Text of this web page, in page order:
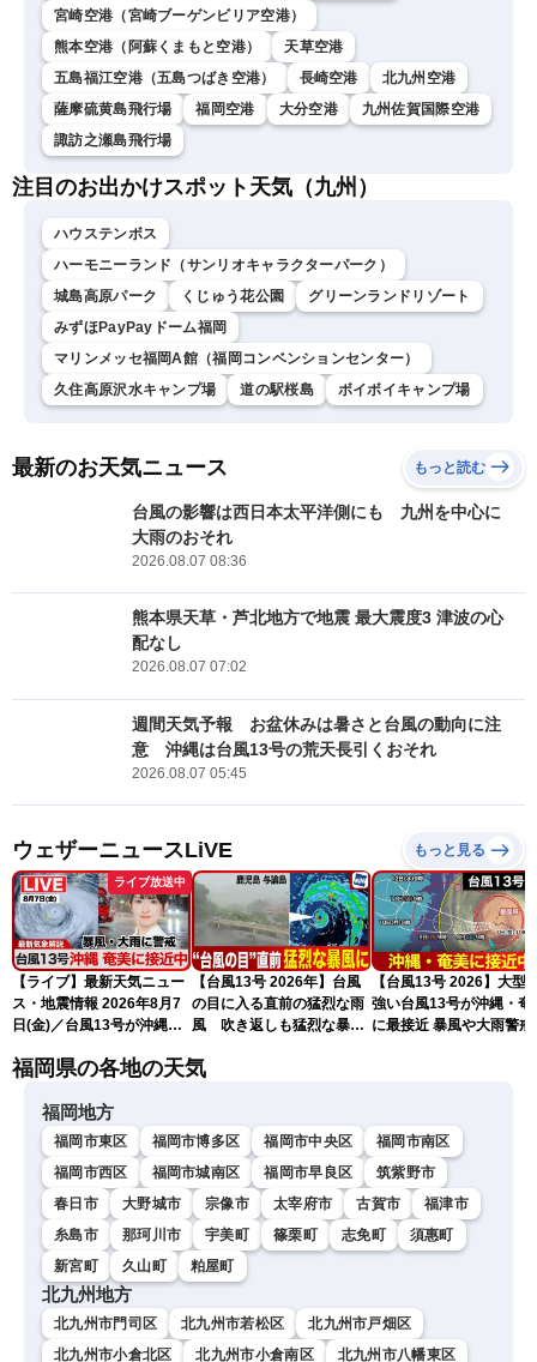
宮崎空港（宮崎ブーゲンビリア空港）
熊本空港（阿蘇くまもと空港）
天草空港
五島福江空港（五島つばき空港）
長崎空港
北九州空港
薩摩硫黄島飛行場
福岡空港 大分空港
九州佐賀国際空港
諏訪之瀬島飛行場
注目のお出かけスポット天気（九州）
ハウステンボス
ハーモニーランド（サンリオキャラクターパーク）
城島高原パーク
くじゅう花公園
グリーンランドリゾート
みずほPayPayドーム福岡
マリンメッセ福岡A館（福岡コンベンションセンター）
久住高原沢水キャンプ場
道の駅桜島 ボイボイキャンプ場
最新のお天気ニュース もっと読む
台風の影響は西日本太平洋側にも 九州を中心に
大雨のおそれ
2026.08.07 08:36
熊本県天草・芦北地方で地震 最大震度3 津波の心
配なし
2026.08.07 07:02
週間天気予報 お盆休みは暑さと台風の動向に注
意 沖縄は台風13号の荒天長引くおそれ
2026.08.07 05:45
ウェザーニュースLiVE もっと見る
ライブ放送中
【ライブ】最新天気ニュー
ス・地震情報 2026年8月7
日(金)／台風13号が沖縄・
熊本地震情報〈ウェザーニ
ム・江川清音／有賀哲夫〉
【台風13号 2026年】台風
の目に入る直前の猛烈な雨
風 吹き返しも猛烈な暴風
【台風13号 2026】大型
強い台風13号が沖縄・奄
に最接近 暴風や大雨警戒
福岡県の各地の天気
福岡地方
福岡市東区 福岡市博多区 福岡市中央区
福岡市南区
福岡市西区
福岡市城南区 福岡市早良区
筑紫野市
春日市
大野城市 宗像市 太宰府市 古賀市
福津市
糸島市
那珂川市 宇美町 篠栗町 志免町
須惠町
新宮町
久山町 粕屋町
北九州地方
北九州市門司区 北九州市若松区
北九州市戸畑区
北九州市小倉北区
北九州市小倉南区 北九州市八幡東区